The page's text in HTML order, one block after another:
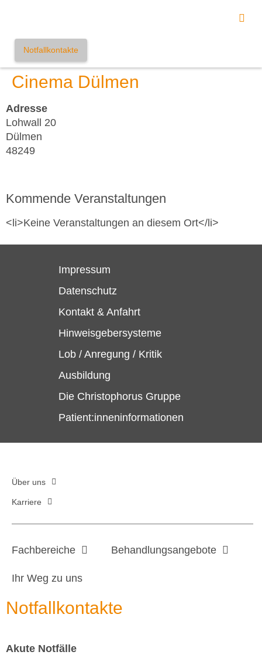
Notfallkontakte
Cinema Dülmen
Adresse
Lohwall 20
Dülmen
48249
Kommende Veranstaltungen
<li>Keine Veranstaltungen an diesem Ort</li>
Impressum
Datenschutz
Kontakt & Anfahrt
Hinweisgebersysteme
Lob / Anregung / Kritik
Ausbildung
Die Christophorus Gruppe
Patient:inneninformationen
Über uns
Karriere
Fachbereiche Behandlungsangebote
Ihr Weg zu uns
Notfallkontakte
Akute Notfälle